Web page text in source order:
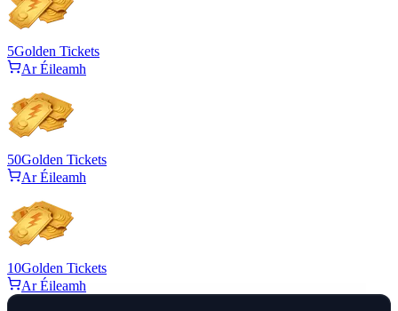
5Golden Tickets
Ar Éileamh
50Golden Tickets
Ar Éileamh
10Golden Tickets
Ar Éileamh